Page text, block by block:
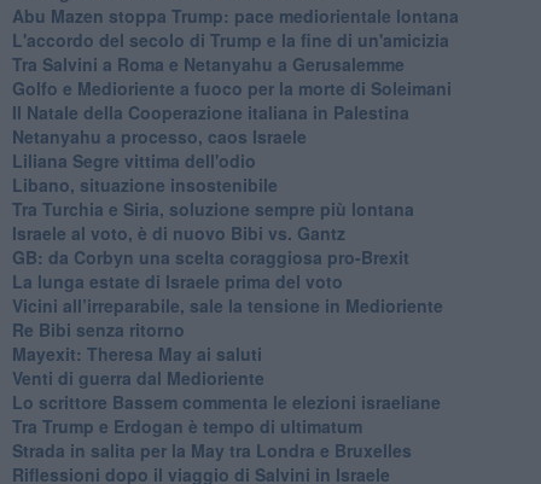
Abu Mazen stoppa Trump: pace mediorientale lontana
L'accordo del secolo di Trump e la fine di un'amicizia
Tra Salvini a Roma e Netanyahu a Gerusalemme
Golfo e Medioriente a fuoco per la morte di Soleimani
Il Natale della Cooperazione italiana in Palestina
Netanyahu a processo, caos Israele
Liliana Segre vittima dell'odio
Libano, situazione insostenibile
Tra Turchia e Siria, soluzione sempre più lontana
Israele al voto, è di nuovo Bibi vs. Gantz
GB: da Corbyn una scelta coraggiosa pro-Brexit
La lunga estate di Israele prima del voto
Vicini all’irreparabile, sale la tensione in Medioriente
Re Bibi senza ritorno
Mayexit: Theresa May ai saluti
Venti di guerra dal Medioriente
Lo scrittore Bassem commenta le elezioni israeliane
Tra Trump e Erdogan è tempo di ultimatum
Strada in salita per la May tra Londra e Bruxelles
Riflessioni dopo il viaggio di Salvini in Israele